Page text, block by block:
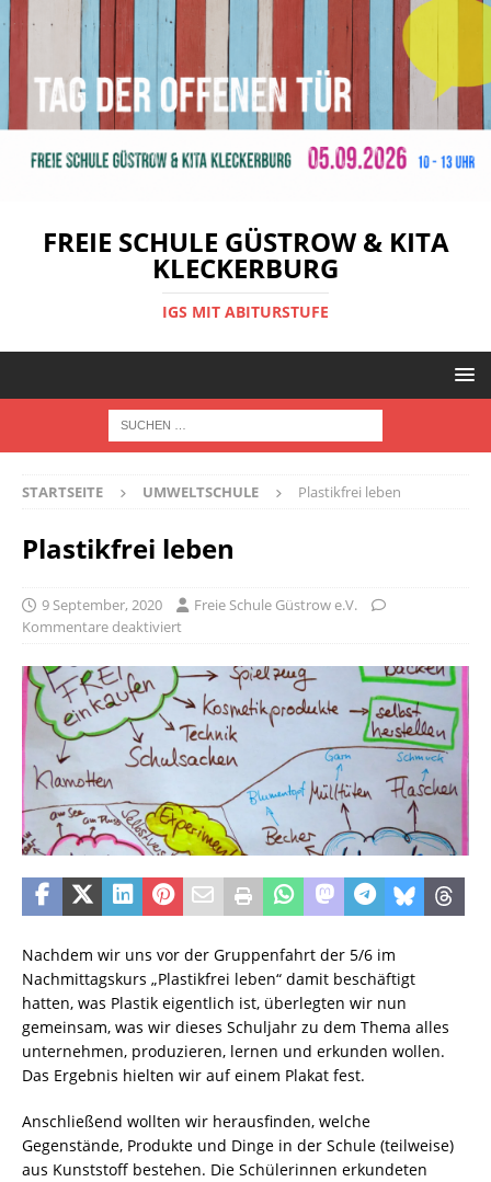
FREIE SCHULE GÜSTROW & KITA
KLECKERBURG
IGS MIT ABITURSTUFE
STARTSEITE UMWELTSCHULE Plastikfrei leben
Plastikfrei leben
9 September, 2020
Freie Schule Güstrow e.V.
Kommentare deaktiviert
Nachdem wir uns vor der Gruppenfahrt der 5/6 im
Nachmittagskurs „Plastikfrei leben“ damit beschäftigt
hatten, was Plastik eigentlich ist, überlegten wir nun
gemeinsam, was wir dieses Schuljahr zu dem Thema alles
unternehmen, produzieren, lernen und erkunden wollen.
Das Ergebnis hielten wir auf einem Plakat fest.
Anschließend wollten wir herausfinden, welche
Gegenstände, Produkte und Dinge in der Schule (teilweise)
aus Kunststoff bestehen. Die Schülerinnen erkundeten